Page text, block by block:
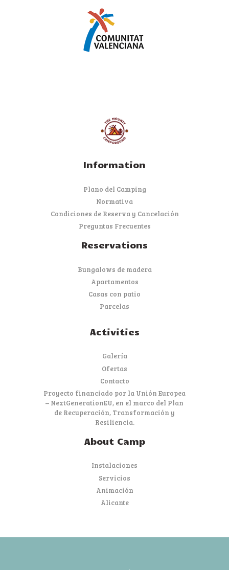
Information
Plano del Camping
Normativa
Condiciones de Reserva y Cancelación
Preguntas Frecuentes
Reservations
Bungalows de madera
Apartamentos
Casas con patio
Parcelas
Activities
Galería
Ofertas
Contacto
Proyecto financiado por la Unión Europea
– NextGenerationEU, en el marco del Plan
de Recuperación, Transformación y
Resiliencia.
About Camp
Instalaciones
Servicios
Animación
Alicante